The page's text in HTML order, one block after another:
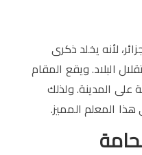
لأنه يخلد ذكرى
البلاد. ويقع المقام
على المدينة. ولذلك
هذا المعلم المميز.